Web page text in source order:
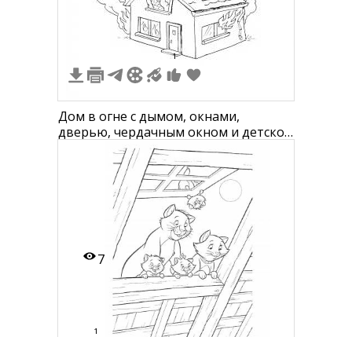
1
Дом в огне с дымом, окнами,
дверью, чердачным окном и детской
фигурой на чердаке
7
1